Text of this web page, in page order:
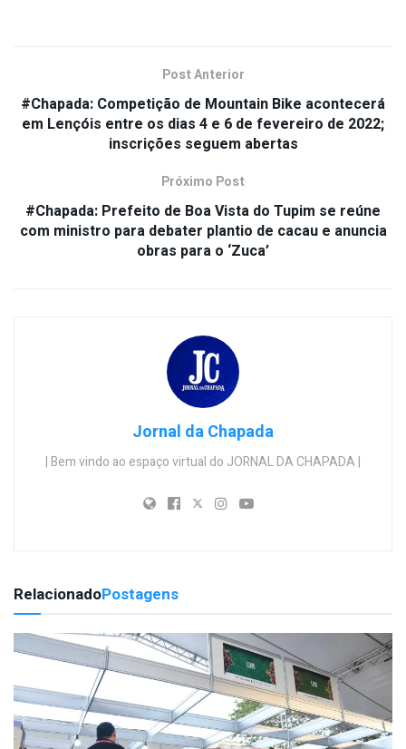
Post Anterior
#Chapada: Competição de Mountain Bike acontecerá
em Lençóis entre os dias 4 e 6 de fevereiro de 2022;
inscrições seguem abertas
Próximo Post
#Chapada: Prefeito de Boa Vista do Tupim se reúne
com ministro para debater plantio de cacau e anuncia
obras para o ‘Zuca’
Jornal da Chapada
| Bem vindo ao espaço virtual do JORNAL DA CHAPADA |
RelacionadoPostagens